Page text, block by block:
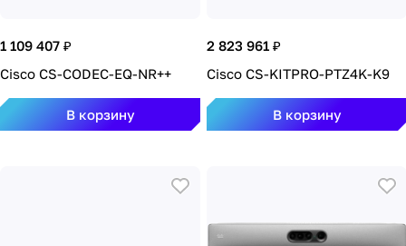
1 109 407 ₽
Cisco CS-CODEC-EQ-NR++
В корзину
2 823 961 ₽
Cisco CS-KITPRO-PTZ4K-K9
В корзину